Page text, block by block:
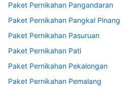
Paket Pernikahan Pangandaran
Paket Pernikahan Pangkal Pinang
Paket Pernikahan Pasuruan
Paket Pernikahan Pati
Paket Pernikahan Pekalongan
Paket Pernikahan Pemalang